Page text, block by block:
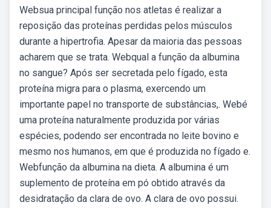
Websua principal função nos atletas é realizar a
reposição das proteínas perdidas pelos músculos
durante a hipertrofia. Apesar da maioria das pessoas
acharem que se trata. Webqual a função da albumina
no sangue? Após ser secretada pelo fígado, esta
proteína migra para o plasma, exercendo um
importante papel no transporte de substâncias,. Webé
uma proteína naturalmente produzida por várias
espécies, podendo ser encontrada no leite bovino e
mesmo nos humanos, em que é produzida no fígado e.
Webfunção da albumina na dieta. A albumina é um
suplemento de proteína em pó obtido através da
desidratação da clara de ovo. A clara de ovo possui.